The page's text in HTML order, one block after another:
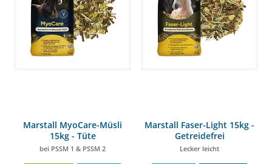
Marstall MyoCare-Müsli
15kg - Tüte
bei PSSM 1 & PSSM 2
Marstall Faser-Light 15kg -
Getreidefrei
Lecker leicht